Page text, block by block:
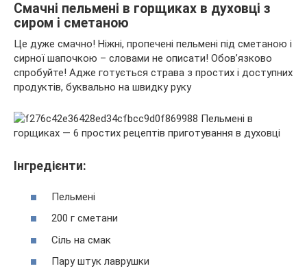
Смачні пельмені в горщиках в духовці з
сиром і сметаною
Це дуже смачно! Ніжні, пропечені пельмені під сметаною і
сирної шапочкою – словами не описати! Обов’язково
спробуйте! Адже готується страва з простих і доступних
продуктів, буквально на швидку руку
Інгредієнти:
Пельмені
200 г сметани
Сіль на смак
Пару штук лаврушки